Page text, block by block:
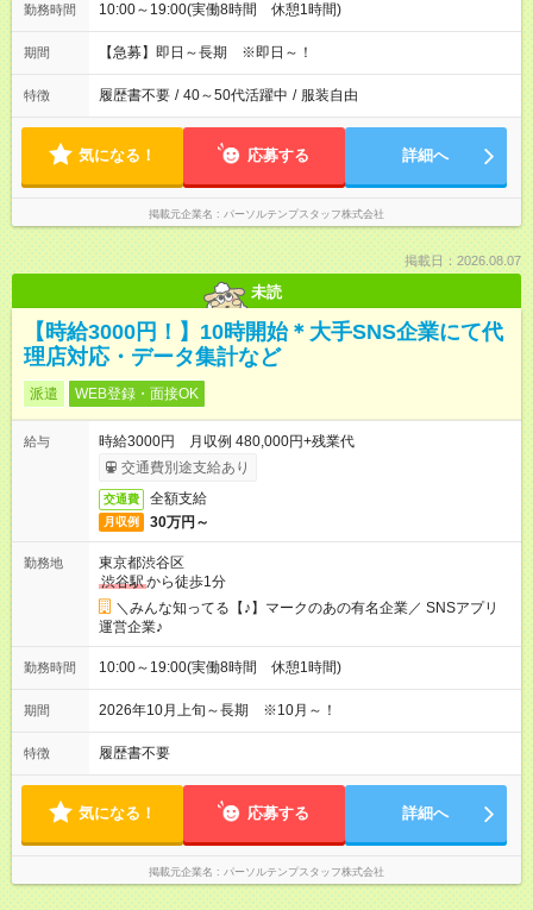
勤務時間 10:00～19:00(実働8時間 休憩1時間)
期間 【急募】即日～長期 ※即日～！
特徴 履歴書不要 / 40～50代活躍中 / 服装自由
気になる！ 応募する 詳細へ
掲載元企業名 パーソルテンプスタッフ株式会社
掲載日：2026.08.07
未読
【時給3000円！】10時開始＊大手SNS企業にて代
理店対応・データ集計など
派遣 WEB登録・面接OK
給与
時給3000円 月収例 480,000円+残業代
交通費別途支給あり
交通費 全額支給
月収例 30万円～
勤務地
東京都渋谷区
渋谷駅から徒歩1分
＼みんな知ってる【♪】マークのあの有名企業／ SNSアプリ
運営企業♪
勤務時間 10:00～19:00(実働8時間 休憩1時間)
期間 2026年10月上旬～長期 ※10月～！
特徴 履歴書不要
気になる！ 応募する 詳細へ
掲載元企業名 パーソルテンプスタッフ株式会社